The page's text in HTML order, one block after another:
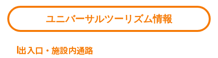
ユニバーサルツーリズム情報
出入口・施設内通路